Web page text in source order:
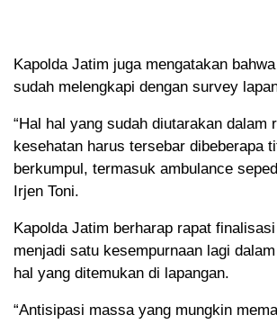
Kapolda Jatim juga mengatakan
sudah melengkapi dengan survey
“Hal hal yang sudah diutarakan dalam
kesehatan harus tersebar dibeberapa
berkumpul, termasuk ambulance
Irjen Toni.
Kapolda Jatim berharap rapat
menjadi satu kesempurnaan lagi
hal yang ditemukan di lapangan.
“Antisipasi massa yang mungkin